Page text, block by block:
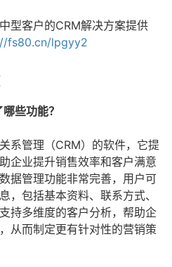
型客户的CRM解决方案提供
fs80.cn/lpgyy2
些功能？
系管理（CRM）的软件，它提
企业提升销售效率和客户满意
据管理功能非常完善，用户可
，包括基本资料、联系方式、
持多维度的客户分析，帮助企
从而制定更有针对性的营销策